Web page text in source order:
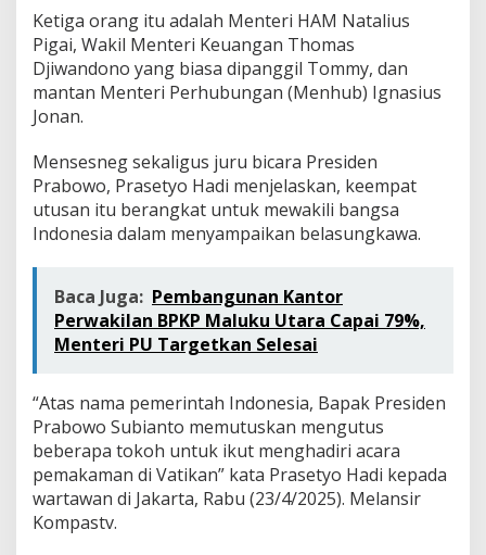
k
J
o
k
o
Ketiga orang itu adalah Menteri HAM Natalius
Pigai, Wakil Menteri Keuangan Thomas
Djiwandono yang biasa dipanggil Tommy, dan
mantan Menteri Perhubungan (Menhub) Ignasius
Jonan.
Mensesneg sekaligus juru bicara Presiden
Prabowo, Prasetyo Hadi menjelaskan, keempat
utusan itu berangkat untuk mewakili bangsa
Indonesia dalam menyampaikan belasungkawa.
Baca Juga: Pembangunan Kantor
Perwakilan BPKP Maluku Utara Capai 79%,
Menteri PU Targetkan Selesai
“Atas nama pemerintah Indonesia, Bapak Presiden
Prabowo Subianto memutuskan mengutus
beberapa tokoh untuk ikut menghadiri acara
pemakaman di Vatikan” kata Prasetyo Hadi kepada
wartawan di Jakarta, Rabu (23/4/2025). Melansir
Kompastv.